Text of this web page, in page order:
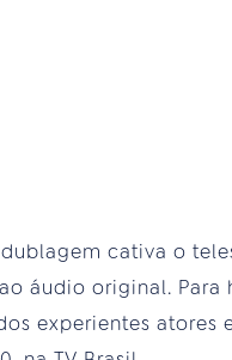
cativa o
áudio original. Para
experientes atores